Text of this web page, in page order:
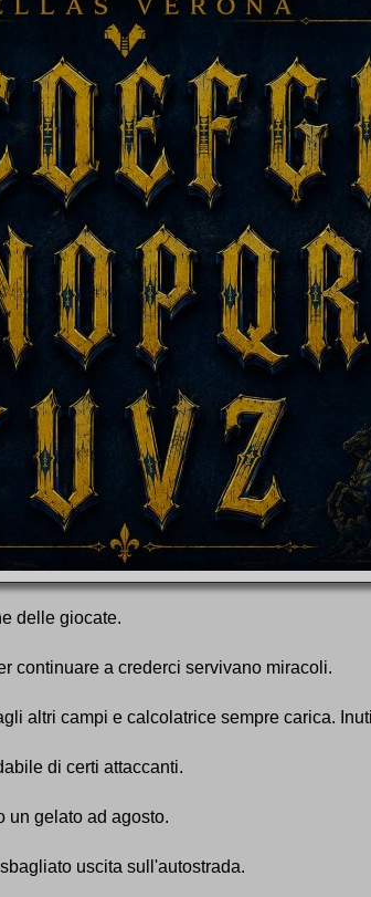
delle giocate.
continuare a crederci servivano miracoli.
altri campi e calcolatrice sempre carica.
di certi attaccanti.
un gelato ad agosto.
uscita sull'autostrada.